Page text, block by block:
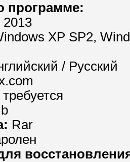
программе:
2013
XP SP2,
/ Русский
Rar